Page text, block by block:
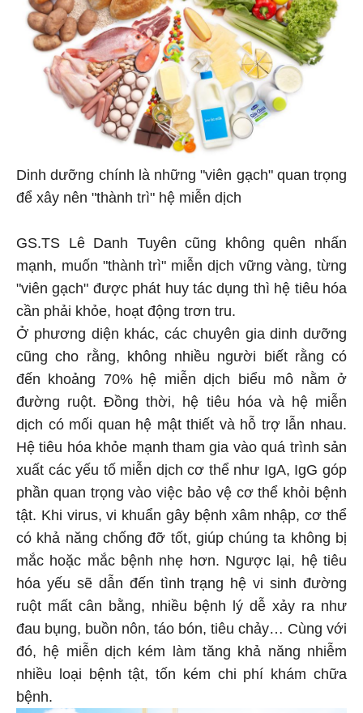
Dinh dưỡng chính là những "viên gạch" quan trọng
để xây nên "thành trì" hệ miễn dịch
GS.TS Lê Danh Tuyên cũng không quên nhấn
mạnh, muốn "thành trì" miễn dịch vững vàng, từng
"viên gạch" được phát huy tác dụng thì hệ tiêu hóa
cần phải khỏe, hoạt động trơn tru.
Ở phương diện khác, các chuyên gia dinh dưỡng
cũng cho rằng, không nhiều người biết rằng có
đến khoảng 70% hệ miễn dịch biểu mô nằm ở
đường ruột. Đồng thời, hệ tiêu hóa và hệ miễn
dịch có mối quan hệ mật thiết và hỗ trợ lẫn nhau.
Hệ tiêu hóa khỏe mạnh tham gia vào quá trình sản
xuất các yếu tố miễn dịch cơ thể như IgA, IgG góp
phần quan trọng vào việc bảo vệ cơ thể khỏi bệnh
tật. Khi virus, vi khuẩn gây bệnh xâm nhập, cơ thể
có khả năng chống đỡ tốt, giúp chúng ta không bị
mắc hoặc mắc bệnh nhẹ hơn. Ngược lại, hệ tiêu
hóa yếu sẽ dẫn đến tình trạng hệ vi sinh đường
ruột mất cân bằng, nhiều bệnh lý dễ xảy ra như
đau bụng, buồn nôn, táo bón, tiêu chảy… Cùng với
đó, hệ miễn dịch kém làm tăng khả năng nhiễm
nhiều loại bệnh tật, tốn kém chi phí khám chữa
bệnh.